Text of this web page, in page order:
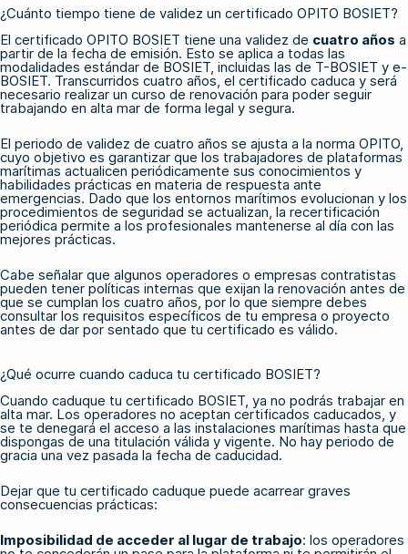
¿Cuánto tiempo tiene de validez un certificado OPITO BOSIET?
El certificado OPITO BOSIET tiene una validez de cuatro años a
partir de la fecha de emisión. Esto se aplica a todas las
modalidades estándar de BOSIET, incluidas las de T-BOSIET y e-
BOSIET. Transcurridos cuatro años, el certificado caduca y será
necesario realizar un curso de renovación para poder seguir
trabajando en alta mar de forma legal y segura.
El periodo de validez de cuatro años se ajusta a la norma OPITO,
cuyo objetivo es garantizar que los trabajadores de plataformas
marítimas actualicen periódicamente sus conocimientos y
habilidades prácticas en materia de respuesta ante
emergencias. Dado que los entornos marítimos evolucionan y los
procedimientos de seguridad se actualizan, la recertificación
periódica permite a los profesionales mantenerse al día con las
mejores prácticas.
Cabe señalar que algunos operadores o empresas contratistas
pueden tener políticas internas que exijan la renovación antes de
que se cumplan los cuatro años, por lo que siempre debes
consultar los requisitos específicos de tu empresa o proyecto
antes de dar por sentado que tu certificado es válido.
¿Qué ocurre cuando caduca tu certificado BOSIET?
Cuando caduque tu certificado BOSIET, ya no podrás trabajar en
alta mar. Los operadores no aceptan certificados caducados, y
se te denegará el acceso a las instalaciones marítimas hasta que
dispongas de una titulación válida y vigente. No hay periodo de
gracia una vez pasada la fecha de caducidad.
Dejar que tu certificado caduque puede acarrear graves
consecuencias prácticas:
Imposibilidad de acceder al lugar de trabajo: los operadores